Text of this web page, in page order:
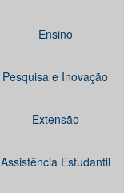
Ensino
Pesquisa e Inovação
Extensão
Assistência Estudantil